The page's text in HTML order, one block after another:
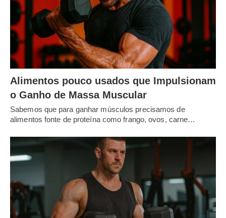
Alimentos pouco usados que Impulsionam
o Ganho de Massa Muscular
Sabemos que para ganhar músculos precisamos de
alimentos fonte de proteína como frango, ovos, carne…